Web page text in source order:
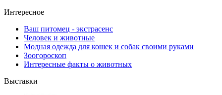
Интересное
Ваш питомец - экстрасенс
Человек и животные
Модная одежда для кошек и собак своими руками
Зоогороскоп
Интересные факты о животных
Выставки